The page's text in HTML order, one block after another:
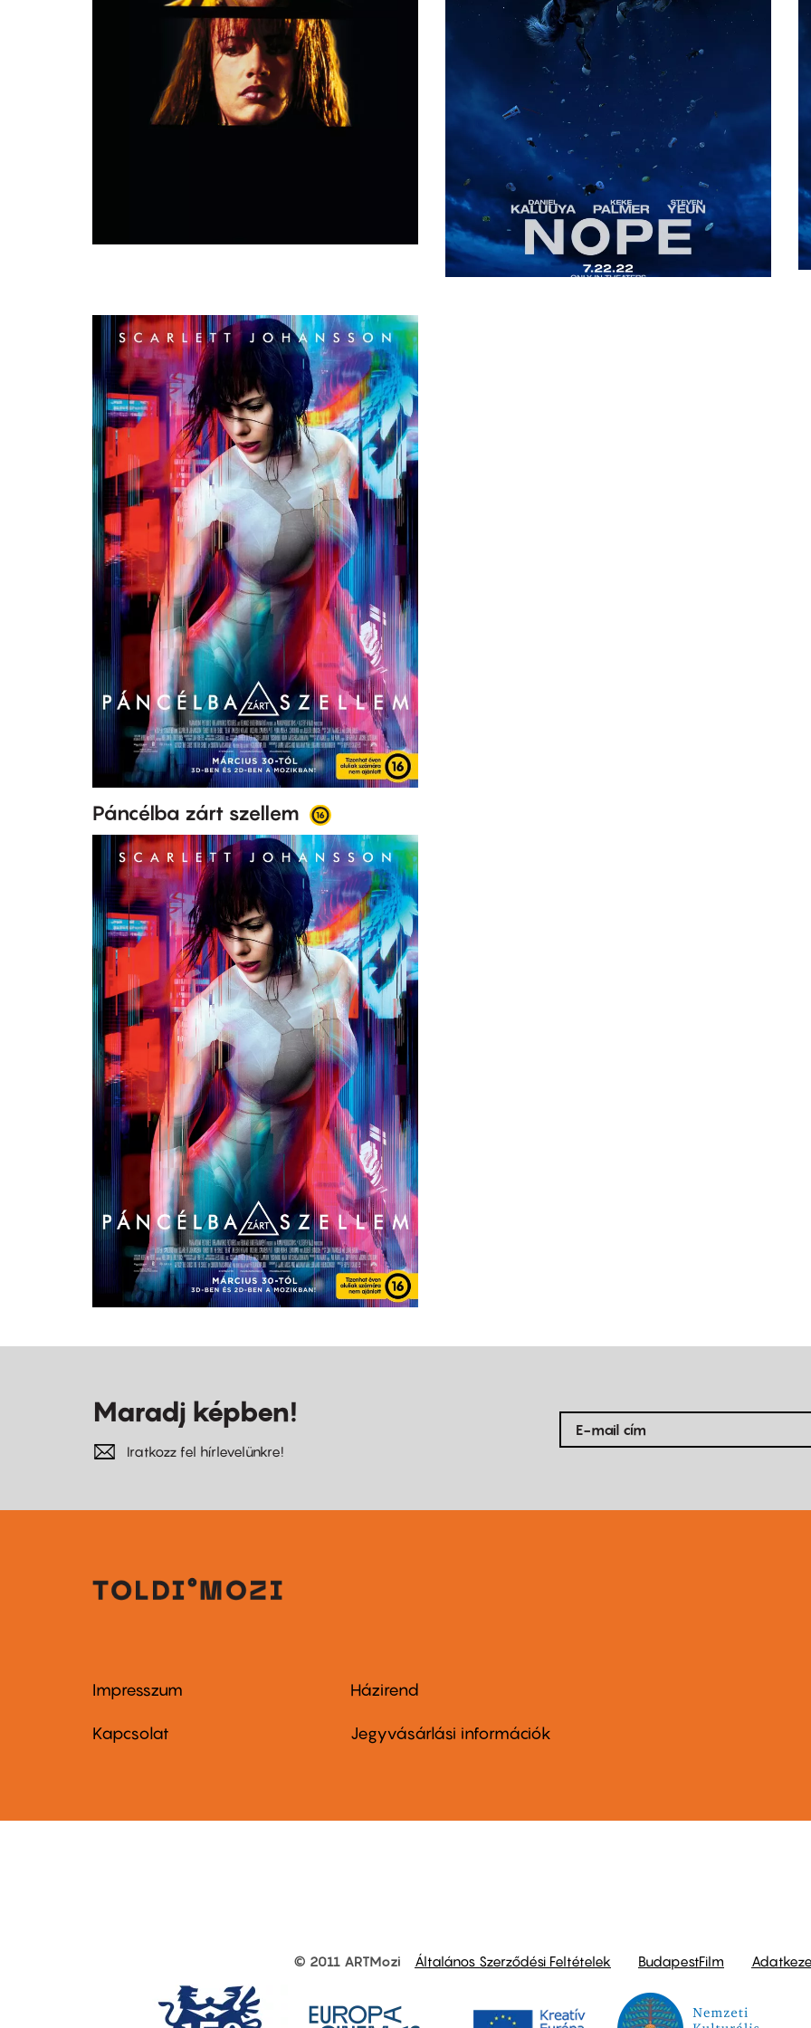
Páncélba zárt szellem
Maradj képben!
Iratkozz fel hírlevelünkre!
Footer
menu
Impresszum
Kapcsolat
Footer
menu
Házirend
Jegyvásárlási információk
other
© 2011 ARTMozi Általános Szerződési Feltételek BudapestFilm